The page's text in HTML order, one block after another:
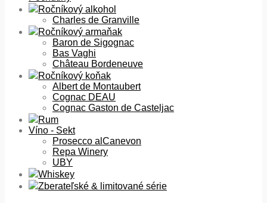
Ročníkový alkohol
Charles de Granville
Ročníkový armaňak
Baron de Sigognac
Bas Vaghi
Château Bordeneuve
Ročníkový koňak
Albert de Montaubert
Cognac DEAU
Cognac Gaston de Casteljac
Rum
Víno - Sekt
Prosecco alCanevon
Repa Winery
UBY
Whiskey
Zberateľské & limitované série